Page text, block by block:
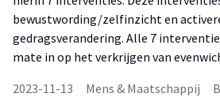
bewustwording/zelfinzicht en
gedragsverandering. Alle 7
mate in op het verkrijgen van
2023-11-13
Mens & Maatschappij